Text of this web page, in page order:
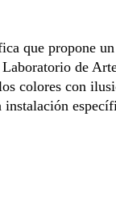
que propone
Laboratorio de
colores con
instalación